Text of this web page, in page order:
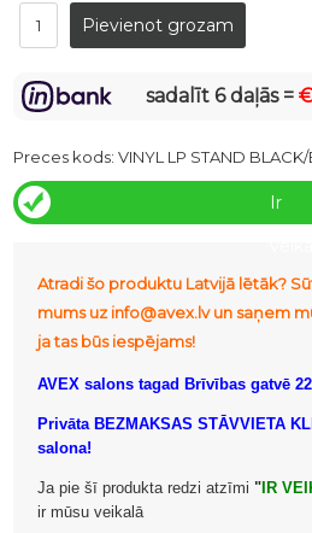
sadalīt 6 daļās =
Preces kods:VINYL LP STAND
Ir
Atradi šo produktu Latvijā lētāk?
mums uz info@avex.lv un saņem
ja tas būs iespējams!
AVEX salons tagad Brīvības gatvē
Privāta BEZMAKSAS STĀVVIETA
salona!
Ja pie šī produkta redzi atzīmi " IR
ir mūsu veikalā